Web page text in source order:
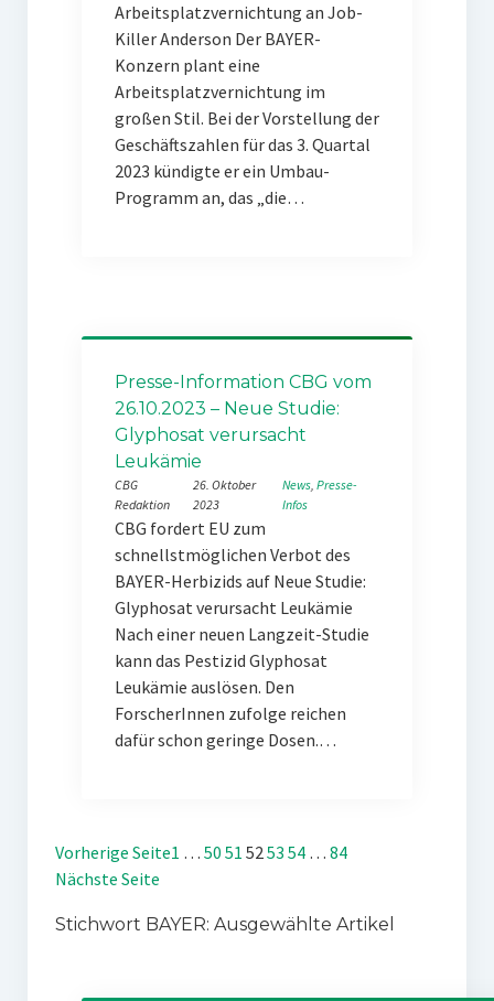
Arbeitsplatzvernichtung an Job-
Killer Anderson Der BAYER-
Konzern plant eine
Arbeitsplatzvernichtung im
großen Stil. Bei der Vorstellung der
Geschäftszahlen für das 3. Quartal
2023 kündigte er ein Umbau-
Programm an, das „die…
Presse-Information CBG vom
26.10.2023 – Neue Studie:
Glyphosat verursacht
Leukämie
CBG
Redaktion
26. Oktober
2023
News, Presse-
Infos
CBG fordert EU zum
schnellstmöglichen Verbot des
BAYER-Herbizids auf Neue Studie:
Glyphosat verursacht Leukämie
Nach einer neuen Langzeit-Studie
kann das Pestizid Glyphosat
Leukämie auslösen. Den
ForscherInnen zufolge reichen
dafür schon geringe Dosen.…
Vorherige Seite1 … 50 51 5253 54 … 84
Nächste Seite
Stichwort BAYER: Ausgewählte Artikel